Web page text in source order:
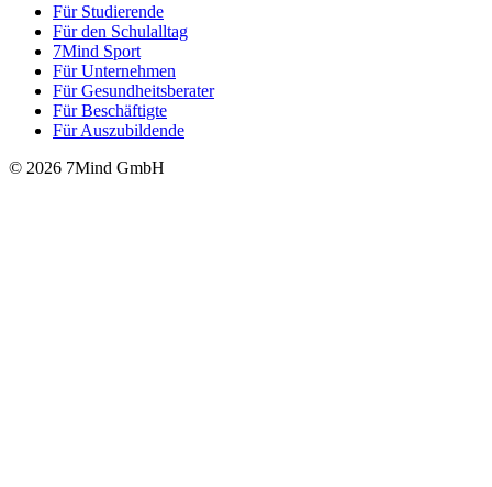
Für Stu­die­rende
Für den Schulalltag
7Mind Sport
Für Unter­neh­men
Für Gesund­heits­be­ra­ter
Für Beschäftigte
Für Auszubildende
© 2026 7Mind GmbH